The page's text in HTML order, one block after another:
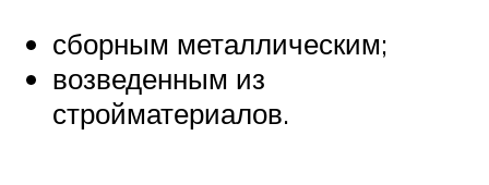
сборным металлическим;
возведенным из
стройматериалов.